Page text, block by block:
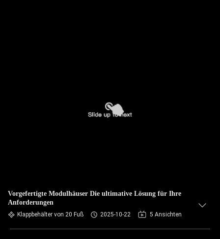
Vorgefertigte Modulhäuser Die ultimative Lösung für Ihre
Anforderungen
Klappbehälter von 20 Fuß 2025-10-22 5 Ansichten